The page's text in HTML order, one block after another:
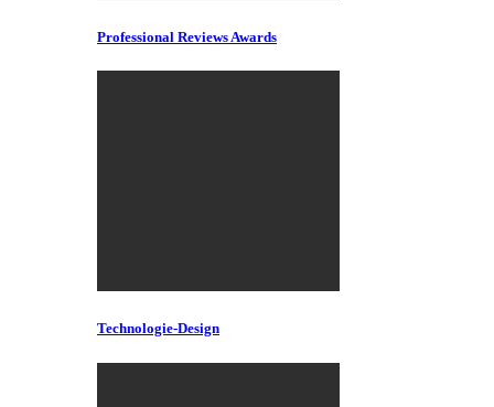
Professional Reviews Awards
Technologie-Design